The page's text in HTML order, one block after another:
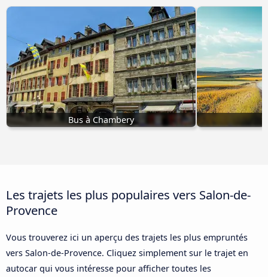
Bus à Chambery
Les trajets les plus populaires vers Salon-de-
Provence
Vous trouverez ici un aperçu des trajets les plus empruntés
vers Salon-de-Provence. Cliquez simplement sur le trajet en
autocar qui vous intéresse pour afficher toutes les